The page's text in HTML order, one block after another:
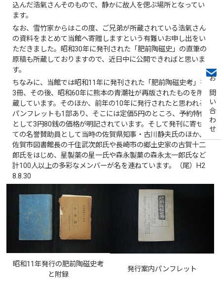
お問い合わせ
込んだ浩氣さんそのもので、静かに故人を偲ぶ場所となってい
ます。
なお、雪竹家からはこの度、ご兄弟が所蔵されている浩氣さん
の資料をまとめて当館へ寄贈しますという有難いお申し出をい
ただきました。昭和30年に発刊された「肥前陶磁史」の直筆の
原稿も所蔵しておりますので、近日中に公開できればと思いま
す。
ちなみに、当館では昭和11年に発刊された「肥前陶磁史考」を
3冊、その後、昭和60年に熊本の青潮社が再版されたものを所
蔵しています。そのほか、前年の10年に発行されたと思われる
パンフレットも1部あり、そこには定価5円のところ、予約特価
として3円80銭の価格が明記されています。そして発刊に寄せ
ての名誉賛助員として当時の佐賀県知事・古川静夫氏のほか、
佐賀市図書館長の千住武次郎氏や長崎市の郷土史家の古賀十二
郎氏をはじめ、星製薬の星一氏や森永製菓の森永太一郎氏など
計100人以上の多彩なメンバーが名を連ねています。（尾）H2
8.8.30
昭和11年発行の肥前陶磁史考
と附録
発行案内パンフレット